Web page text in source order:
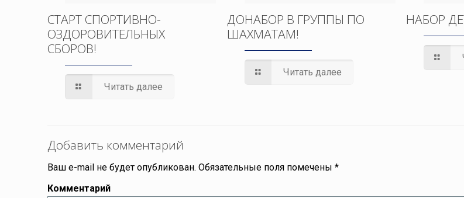
СТАРТ СПОРТИВНО-
ОЗДОРОВИТЕЛЬНЫХ
СБОРОВ!
Читать далее
ДОНАБОР В ГРУППЫ ПО
ШАХМАТАМ!
Читать далее
НАБОР
Добавить комментарий
Ваш e-mail не будет опубликован. Обязательные поля помечены*
Комментарий